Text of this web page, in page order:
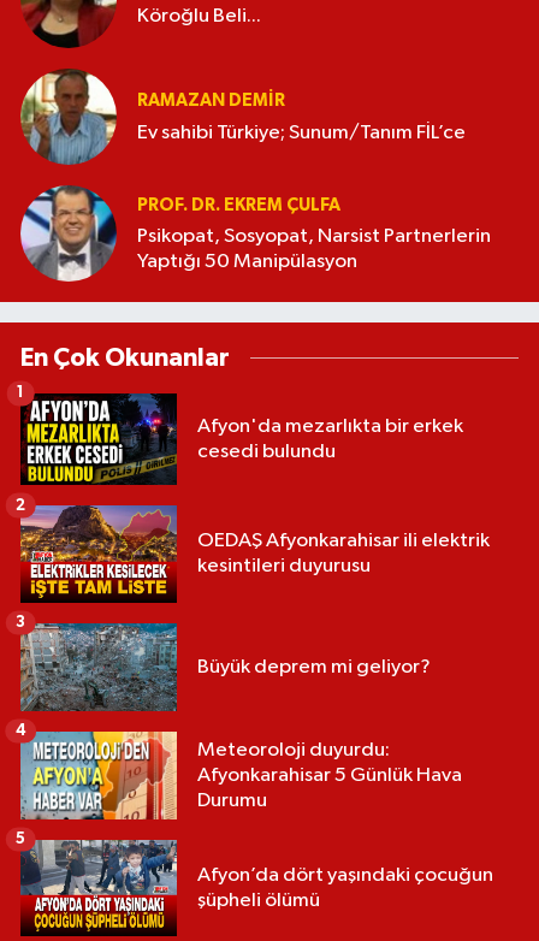
Köroğlu Beli...
RAMAZAN DEMİR
Ev sahibi Türkiye; Sunum/Tanım FİL’ce
PROF. DR. EKREM ÇULFA
Psikopat, Sosyopat, Narsist Partnerlerin
Yaptığı 50 Manipülasyon
En Çok Okunanlar
Afyon'da mezarlıkta bir erkek
cesedi bulundu
1
OEDAŞ Afyonkarahisar ili elektrik
kesintileri duyurusu
2
Büyük deprem mi geliyor?
3
Meteoroloji duyurdu:
Afyonkarahisar 5 Günlük Hava
Durumu
4
Afyon’da dört yaşındaki çocuğun
şüpheli ölümü
5